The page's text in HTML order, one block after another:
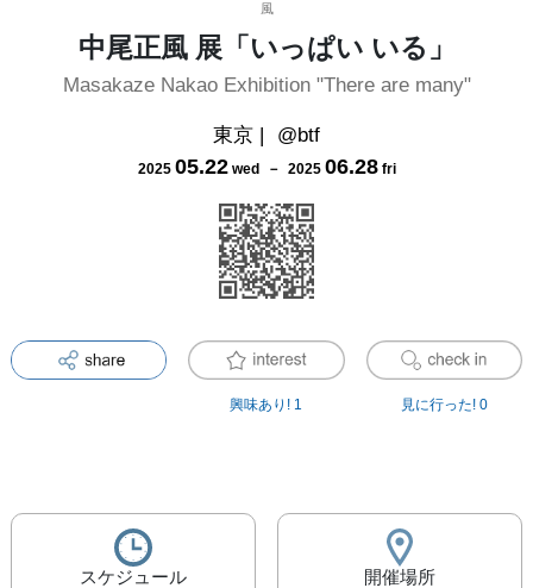
風
中尾正風 展「いっぱい いる」
Masakaze Nakao Exhibition "There are many"
東京 | @btf
2025 05.22 wed － 2025 06.28 fri
興味あり! 1 見に行った! 0
スケジュール 開催場所